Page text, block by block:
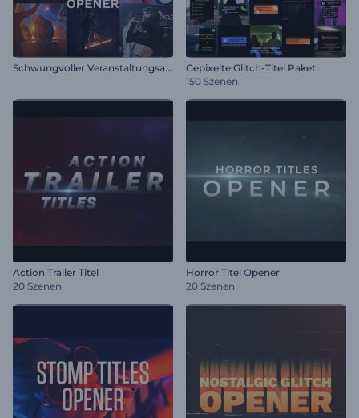
S
chwungvoller Veranstaltungsauftakt
Gepixelte Glitch-Titel Paket
150 Szenen
Action Trailer Titel
20 Szenen
Horror Titel Opener
20 Szenen